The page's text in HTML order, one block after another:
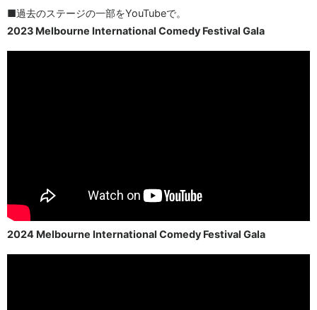
■過去のステージの一部をYouTubeで。
2023 Melbourne International Comedy Festival Gala
2024 Melbourne International Comedy Festival Gala